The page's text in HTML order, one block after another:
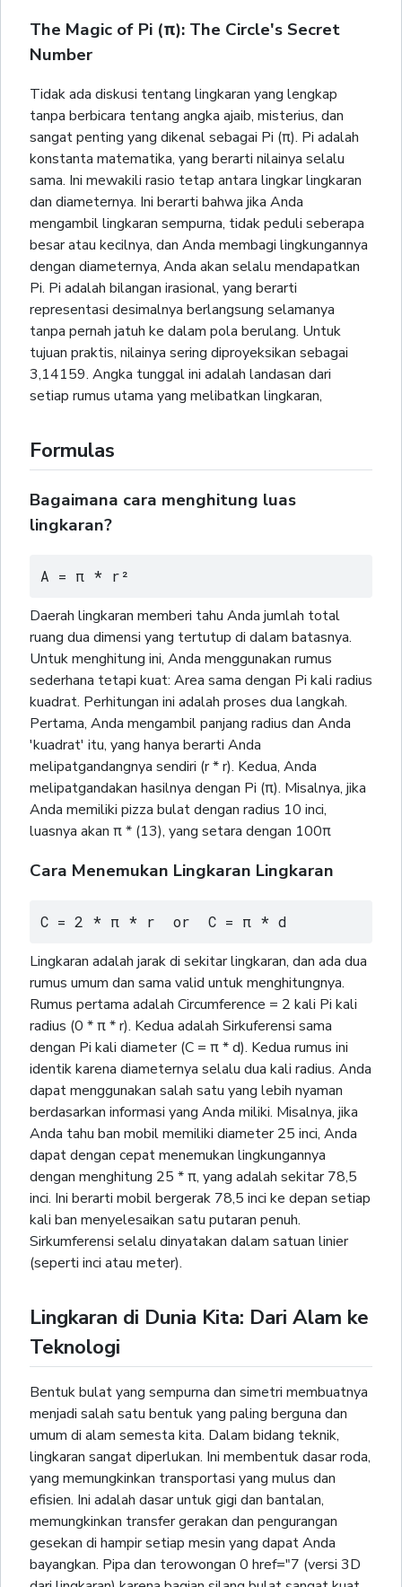
The Magic of Pi (π): The Circle's Secret
Number
Tidak ada diskusi tentang lingkaran yang lengkap
tanpa berbicara tentang angka ajaib, misterius, dan
sangat penting yang dikenal sebagai Pi (π). Pi adalah
konstanta matematika, yang berarti nilainya selalu
sama. Ini mewakili rasio tetap antara lingkar lingkaran
dan diameternya. Ini berarti bahwa jika Anda
mengambil lingkaran sempurna, tidak peduli seberapa
besar atau kecilnya, dan Anda membagi lingkungannya
dengan diameternya, Anda akan selalu mendapatkan
Pi. Pi adalah bilangan irasional, yang berarti
representasi desimalnya berlangsung selamanya
tanpa pernah jatuh ke dalam pola berulang. Untuk
tujuan praktis, nilainya sering diproyeksikan sebagai
3,14159. Angka tunggal ini adalah landasan dari
setiap rumus utama yang melibatkan lingkaran,
Formulas
Bagaimana cara menghitung luas
lingkaran?
A = π * r²
Daerah lingkaran memberi tahu Anda jumlah total
ruang dua dimensi yang tertutup di dalam batasnya.
Untuk menghitung ini, Anda menggunakan rumus
sederhana tetapi kuat: Area sama dengan Pi kali radius
kuadrat. Perhitungan ini adalah proses dua langkah.
Pertama, Anda mengambil panjang radius dan Anda
'kuadrat' itu, yang hanya berarti Anda
melipatgandangnya sendiri (r * r). Kedua, Anda
melipatgandakan hasilnya dengan Pi (π). Misalnya, jika
Anda memiliki pizza bulat dengan radius 10 inci,
luasnya akan π * (13), yang setara dengan 100π
Cara Menemukan Lingkaran Lingkaran
C = 2 * π * r  or  C = π * d
Lingkaran adalah jarak di sekitar lingkaran, dan ada dua
rumus umum dan sama valid untuk menghitungnya.
Rumus pertama adalah Circumference = 2 kali Pi kali
radius (0 * π * r). Kedua adalah Sirkuferensi sama
dengan Pi kali diameter (C = π * d). Kedua rumus ini
identik karena diameternya selalu dua kali radius. Anda
dapat menggunakan salah satu yang lebih nyaman
berdasarkan informasi yang Anda miliki. Misalnya, jika
Anda tahu ban mobil memiliki diameter 25 inci, Anda
dapat dengan cepat menemukan lingkungannya
dengan menghitung 25 * π, yang adalah sekitar 78,5
inci. Ini berarti mobil bergerak 78,5 inci ke depan setiap
kali ban menyelesaikan satu putaran penuh.
Sirkumferensi selalu dinyatakan dalam satuan linier
(seperti inci atau meter).
Lingkaran di Dunia Kita: Dari Alam ke
Teknologi
Bentuk bulat yang sempurna dan simetri membuatnya
menjadi salah satu bentuk yang paling berguna dan
umum di alam semesta kita. Dalam bidang teknik,
lingkaran sangat diperlukan. Ini membentuk dasar roda,
yang memungkinkan transportasi yang mulus dan
efisien. Ini adalah dasar untuk gigi dan bantalan,
memungkinkan transfer gerakan dan pengurangan
gesekan di hampir setiap mesin yang dapat Anda
bayangkan. Pipa dan terowongan 0 href="7 (versi 3D